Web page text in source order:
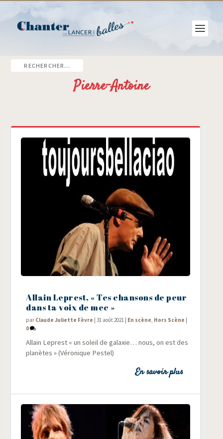
Pierre-Antoine
Allain Leprest, « Tes chansons de peur
dans ta voix de mec »
par Claude Juliette Fèvre |31 août 2021 | En scène Hors Scène |
0
Allain Leprest « un soleil de galaxie… nous, on est des
pla­nètes » (Véro­nique Pestel)
En savoir plus